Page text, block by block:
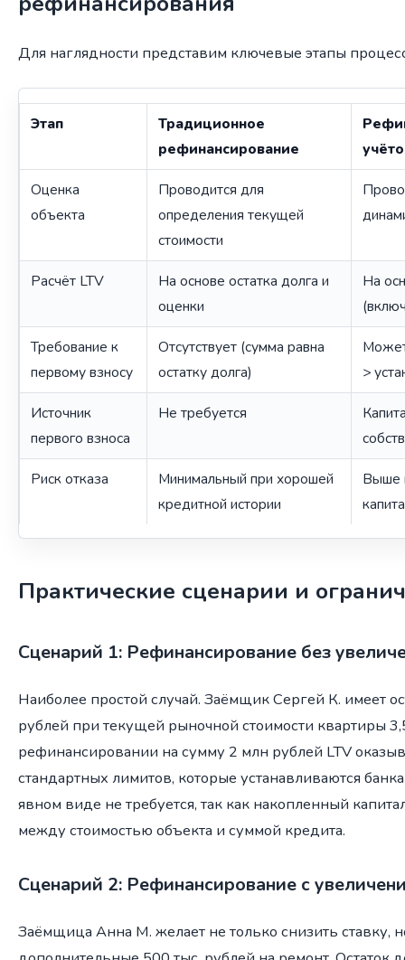
Для наглядности представим ключевые этапы
Этап
Традиционное
рефинансирование
Оценка
объекта
Проводится для
определения текущей
стоимости
Расчёт LTV
На основе остатка долга и
оценки
На
Требование к
первому взносу
Отсутствует (сумма равна
остатку долга)
>
Источник
первого взноса
Не требуется
Риск отказа
Минимальный при хорошей
кредитной истории
Выше
Практические сценарии и
Сценарий 1: Рефинансирование без
Наиболее простой случай. Заёмщик Сергей К. имеет
рублей при текущей рыночной стоимости квартиры
рефинансировании на сумму 2 млн рублей LTV
стандартных лимитов, которые устанавливаются
явном виде не требуется, так как накопленный
между стоимостью объекта и суммой кредита.
Сценарий 2: Рефинансирование с
Заёмщица Анна М. желает не только снизить ставку,